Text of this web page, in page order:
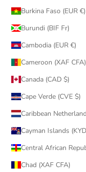
Burkina Faso (EUR €)
Burundi (BIF Fr)
Cambodia (EUR €)
Cameroon (XAF CFA)
Canada (CAD $)
Cape Verde (CVE $)
Chad (XAF CFA)